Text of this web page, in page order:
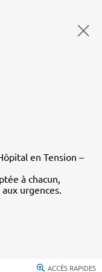
en Tension –
à chacun,
urgences.
ACCÈS RAPIDES